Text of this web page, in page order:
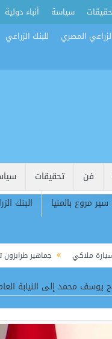
سياسة أنباء دولية
المصري للبنك الزراعي
فن تحقيقات
مروع بالمنيا البنك
جماهير طرابزون تترقب
يوسف محمد إلى النيابة